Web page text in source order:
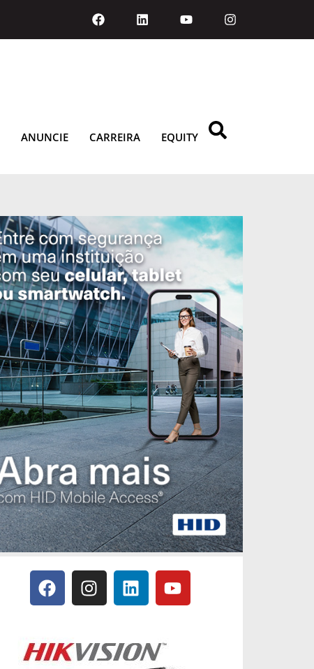
ANUNCIE CARREIRA EQUITY